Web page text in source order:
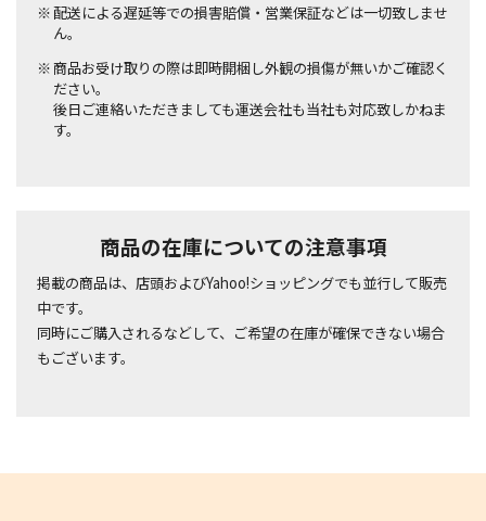
配送による遅延等での損害賠償・営業保証などは一切致しませ
ん。
商品お受け取りの際は即時開梱し外観の損傷が無いかご確認く
ださい。
後日ご連絡いただきましても運送会社も当社も対応致しかねま
す。
商品の在庫についての注意事項
掲載の商品は、店頭およびYahoo!ショッピングでも並行して販売
中です。
同時にご購入されるなどして、ご希望の在庫が確保できない場合
もございます。